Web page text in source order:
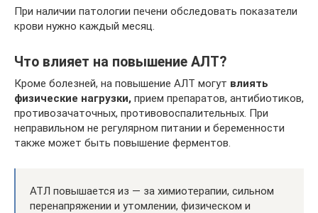
При наличии патологии печени обследовать показатели
крови нужно каждый месяц.
Что влияет на повышение АЛТ?
Кроме болезней, на повышение АЛТ могут влиять
физические нагрузки, прием препаратов, антибиотиков,
противозачаточных, противовоспалительных. При
неправильном не регулярном питании и беременности
также может быть повышение ферментов.
АТЛ повышается из — за химиотерапии, сильном
перенапряжении и утомлении, физическом и